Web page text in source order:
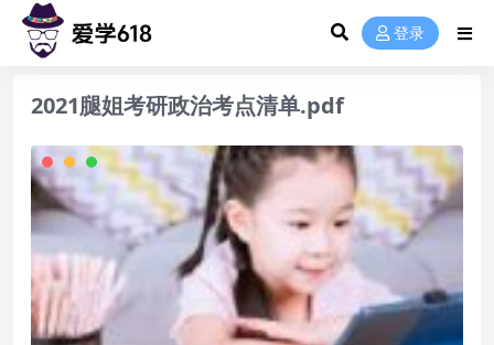
登录
2021腿姐考研政治考点清单.pdf